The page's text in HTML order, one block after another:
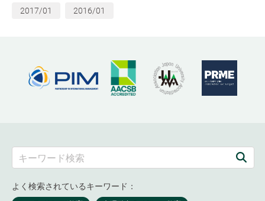
2017/01 2016/01
よく検索されているキーワード：